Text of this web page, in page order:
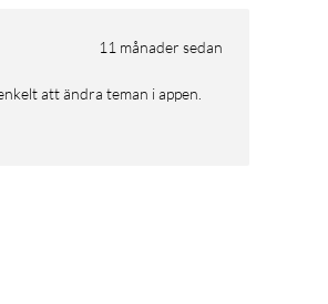
11 månader sedan
att ändra teman i appen.